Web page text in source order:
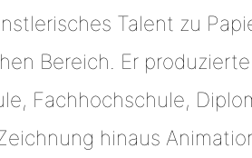
Talent zu
Bereich. Er
Fachhochschule,
hinaus